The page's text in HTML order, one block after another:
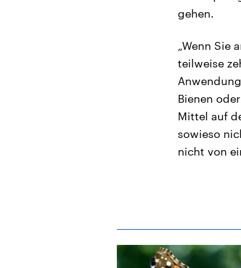
gehen.
„Wenn Sie
teilweise
Bienen
Mittel auf
sowieso
nicht von